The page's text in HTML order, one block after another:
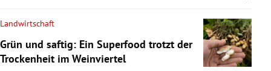
Landwirtschaft
Grün und saftig: Ein Superfood trotzt der
Trockenheit im Weinviertel